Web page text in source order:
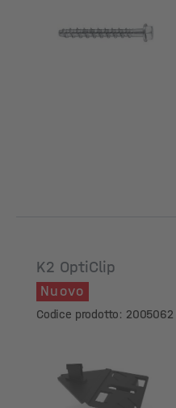
K2 OptiClip
Nuovo
Codice prodotto: 2005062